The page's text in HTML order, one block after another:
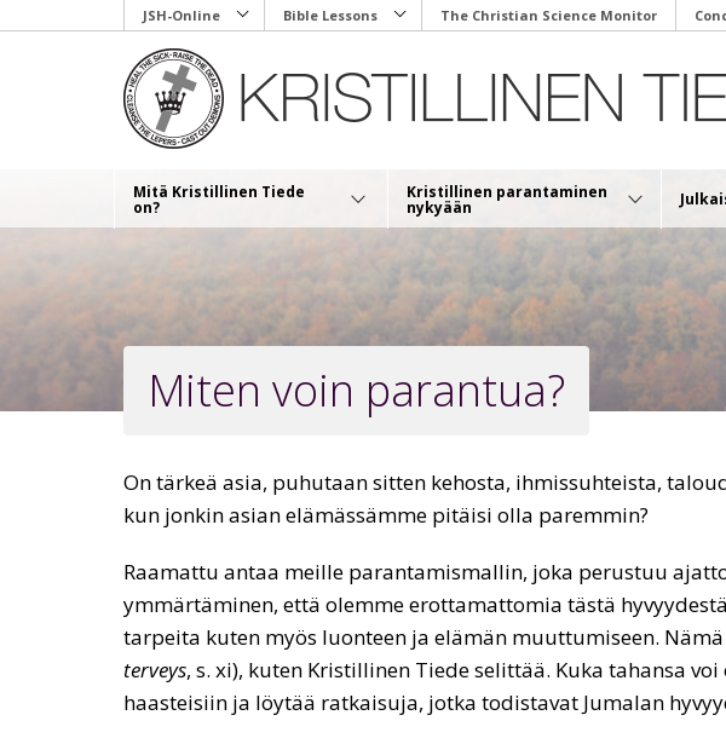
to
JSH-Online Bible Lessons The Christian Science Monitor
Mitä Kristillinen Tiede
on?
Kristillinen parantaminen
nykyään
Miten voin parantua?
On tärkeä asia, puhutaan sitten kehosta, ihmissuhteista,
kun jonkin asian elämässämme pitäisi olla paremmin?
Raamattu antaa meille parantamismallin, joka perustuu
ymmärtäminen, että olemme erottamattomia tästä
tarpeita kuten myös luonteen ja elämän muuttumiseen.
terveys, s. xi), kuten Kristillinen Tiede selittää. Kuka tahansa
haasteisiin ja löytää ratkaisuja, jotka todistavat Jumalan